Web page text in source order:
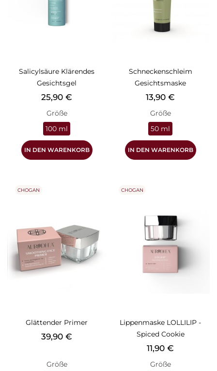
Salicylsäure Klärendes
Gesichtsgel
Preis
25,90 €
Größe
100 ml
IN DEN WARENKORB
Schneckenschleim
Gesichtsmaske
Preis
13,90 €
Größe
50 ml
IN DEN WARENKORB
Glättender Primer
Preis
39,90 €
Größe
CHOGAN
Lippenmaske LOLLILIP -
Spiced Cookie
Preis
11,90 €
Größe
CHOGAN